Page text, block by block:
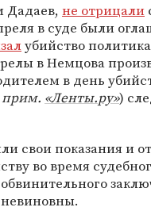
Дадаев, не отрицали
в суде были
убийство
в Немцова
в день
прим. «Ленты.ру»)
свои показания и
во время